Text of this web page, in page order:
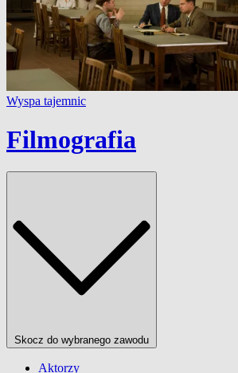
Wyspa tajemnic
Filmografia
Skocz do wybranego zawodu
Aktorzy